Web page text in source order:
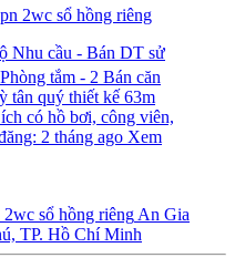
Nhu cầu - Bán DT sử
Phòng tắm - 2 Bán căn
tân quý thiết kế 63m
có hồ bơi, công viên,
2 tháng ago Xem
sổ hồng riêng An Gia
TP. Hồ Chí Minh